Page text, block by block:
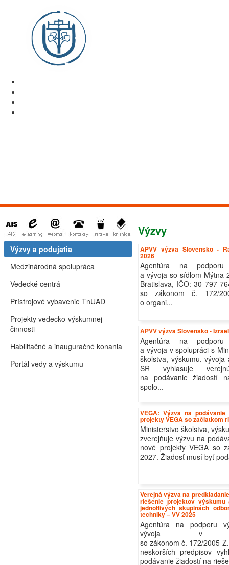
Výzvy
APVV výzva Slovensko -
2026
Agentúra na podporu
a vývoja so sídlom Mýtna
Bratislava, IČO: 30 797
so zákonom č. 172/
o organi...
APVV výzva Slovensko -
Agentúra na podporu
a vývoja v spolupráci s
školstva, výskumu, vývoja
SR vyhlasuje
na podávanie žiadostí
spolo...
VEGA: Výzva na
projekty VEGA so začiatkom
Ministerstvo školstva,
zverejňuje výzvu na
nové projekty VEGA so
2027. Žiadosť musí byť
Verejná výzva na
riešenie projektov
jednotlivých skupinách
techniky – VV 2025
Agentúra na podporu
vývoja v
so zákonom č. 172/2005
neskorších predpisov
podávanie žiadostí na
Výzvy a podujatia
Medzinárodná spolupráca
Vedecké centrá
Prístrojové vybavenie TnUAD
Projekty vedecko-výskumnej
činnosti
Habilitačné a inauguračné konania
Portál vedy a výskumu